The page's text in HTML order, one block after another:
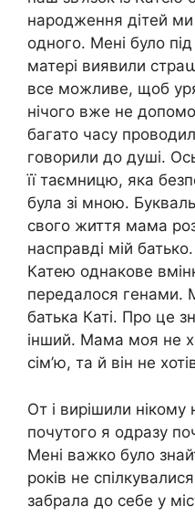
народження дітей ми
одного. Мені було
матері виявили
все можливе, щоб
нічого вже не
багато часу
говорили до душі.
її таємницю, яка
була зі мною.
свого життя мама
насправді мій
Катею однакове
передалося генами.
батька Каті. Про це
інший. Мама моя не
сім’ю, та й він не
От і вирішили нікому
почутого я одразу
Мені важко було
років не
забрала до себе у